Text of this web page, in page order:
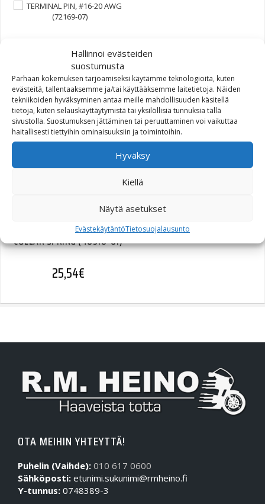
Hallinnoi evästeiden
suostumusta
Parhaan kokemuksen tarjoamiseksi käytämme teknologioita, kuten
evästeitä, tallentaaksemme ja/tai käyttääksemme laitetietoja. Näiden
tekniikoiden hyväksyminen antaa meille mahdollisuuden käsitellä
tietoja, kuten selauskäyttäytymistä tai yksilöllisiä tunnuksia tällä
sivustolla. Suostumuksen jättäminen tai peruuttaminen voi vaikuttaa
haitallisesti tiettyihin ominaisuuksiin ja toimintoihin.
Hyväksy
Kiellä
Näytä asetukset
EvästekäytäntöTietosuojalausunto
AWG (72169-07)
1,12€
COLLAR SPRING (46510-01)
25,54€
OTA MEIHIN YHTEYTTÄ!
Puhelin (Vaihde): 010 617 0600
Sähköposti: etunimi.sukunimi@rmheino.fi
Y-tunnus: 0748389-3